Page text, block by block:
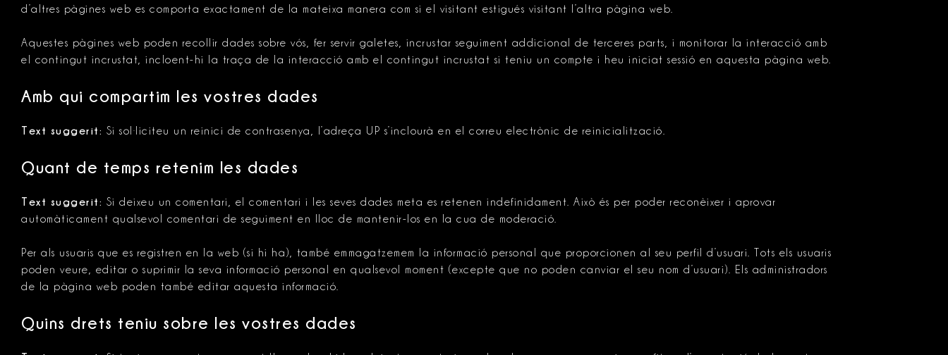
d’altres pàgines web es comporta exactament de la mateixa manera com si el visitant estigués visitant l’altra pàgina web.
Aquestes pàgines web poden recollir dades sobre vós, fer servir galetes, incrustar seguiment addicional de terceres parts, i monitorar la interacció amb
el contingut incrustat, incloent-hi la traça de la interacció amb el contingut incrustat si teniu un compte i heu iniciat sessió en aquesta pàgina web.
Amb qui compartim les vostres dades
Text suggerit: Si sol·liciteu un reinici de contrasenya, l’adreça UP s’inclourà en el correu electrònic de reinicialització.
Quant de temps retenim les dades
Text suggerit: Si deixeu un comentari, el comentari i les seves dades meta es retenen indefinidament. Això és per poder reconèixer i aprovar
automàticament qualsevol comentari de seguiment en lloc de mantenir-los en la cua de moderació.
Per als usuaris que es registren en la web (si hi ha), també emmagatzemem la informació personal que proporcionen al seu perfil d’usuari. Tots els usuaris
poden veure, editar o suprimir la seva informació personal en qualsevol moment (excepte que no poden canviar el seu nom d’usuari). Els administradors
de la pàgina web poden també editar aquesta informació.
Quins drets teniu sobre les vostres dades